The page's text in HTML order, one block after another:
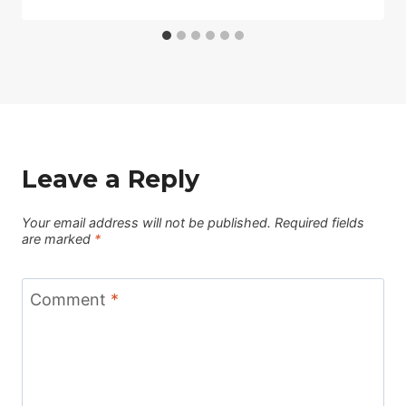
Leave a Reply
Your email address will not be published. Required fields
are marked *
Comment *